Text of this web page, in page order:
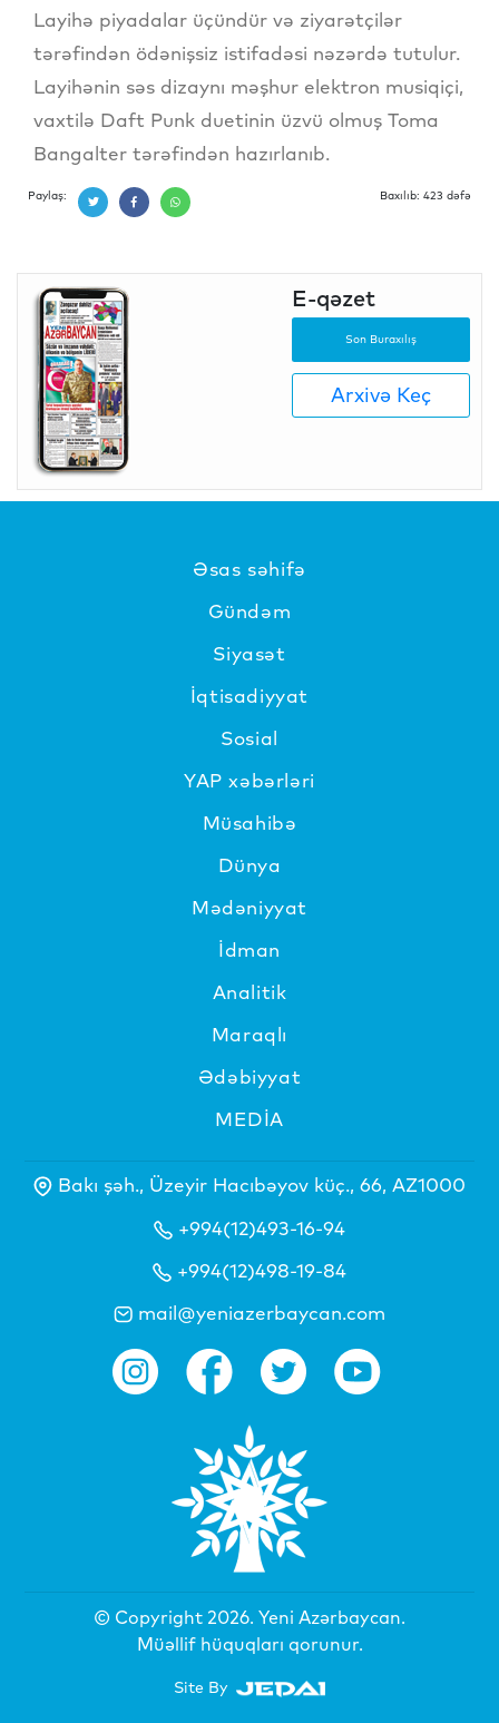
Layihə piyadalar üçündür və ziyarətçilər
tərəfindən ödənişsiz istifadəsi nəzərdə tutulur.
Layihənin səs dizaynı məşhur elektron musiqiçi,
vaxtilə Daft Punk duetinin üzvü olmuş Toma
Bangalter tərəfindən hazırlanıb.
Paylaş: Baxılıb: 423 dəfə
E-qəzet
Son Buraxılış
Arxivə Keç
Əsas səhifə
Gündəm
Siyasət
İqtisadiyyat
Sosial
YAP xəbərləri
Müsahibə
Dünya
Mədəniyyat
İdman
Analitik
Maraqlı
Ədəbiyyat
MEDİA
Bakı şəh., Üzeyir Hacıbəyov küç., 66, AZ1000
+994(12)493-16-94
+994(12)498-19-84
mail@yeniazerbaycan.com
© Copyright 2026. Yeni Azərbaycan.
Müəllif hüquqları qorunur.
Site By